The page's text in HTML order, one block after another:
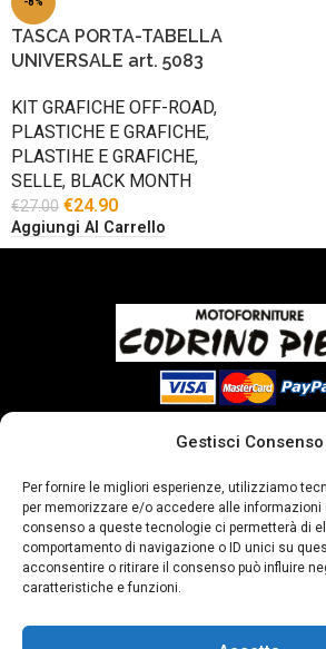
Gestisci Consenso
Per fornire le migliori esperienze, utilizziamo
per memorizzare e/o accedere alle informazioni
consenso a queste tecnologie ci permetterà di
comportamento di navigazione o ID unici su
acconsentire o ritirare il consenso può influire
caratteristiche e funzioni.
TASCA PORTA-TABELLA
UNIVERSALE art. 5083
KIT GRAFICHE OFF-ROAD,
PLASTICHE E GRAFICHE,
PLASTIHE E GRAFICHE,
SELLE, BLACK MONTH
€27.00 €24.90
Aggiungi Al Carrello